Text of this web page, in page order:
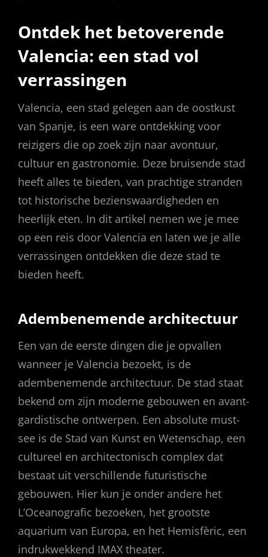
Ontdek het betoverende
Valencia: een stad vol
verrassingen
Valencia, een stad gelegen aan de oostkust
van Spanje, is een ware ontdekking voor
reizigers die op zoek zijn naar avontuur,
cultuur en gastronomie. Deze bruisende stad
heeft alles te bieden, van prachtige stranden
tot historische bezienswaardigheden en
heerlijk eten. In dit artikel nemen we je mee
op een reis door Valencia en laten we je alle
verrassingen ontdekken die deze stad te
bieden heeft.
Adembenemende architectuur
Een van de eerste dingen die je opvallen
wanneer je Valencia bezoekt, is de
adembenemende architectuur. De stad staat
bekend om zijn moderne gebouwen en avant-
gardistische ontwerpen. Een absolute must-
see is de Stad van Kunst en Wetenschap, een
cultureel en architectonisch complex dat
bestaat uit verschillende futuristische
gebouwen. Hier kun je onder andere het
L’Oceanografic bezoeken, het grootste
aquarium van Europa, en het Hemisfèric, een
indrukwekkend IMAX theater.